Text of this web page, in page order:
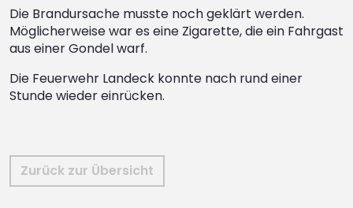
Die Brandursache musste noch geklärt werden.
Möglicherweise war es eine Zigarette, die ein Fahrgast
aus einer Gondel warf.
Die Feuerwehr Landeck konnte nach rund einer
Stunde wieder einrücken.
Zurück zur Übersicht